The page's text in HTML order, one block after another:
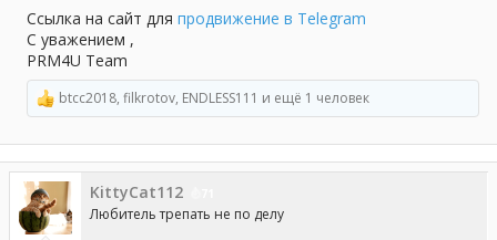
Ссылка на сайт для продвижение в Telegram
С уважением ,
PRM4U Team
Р
е
а
к
ц
и
и
:
btcc2018, filkrotov, ENDLESS111 и ещё 1 человек
KittyCat112
Любитель трепать не по делу